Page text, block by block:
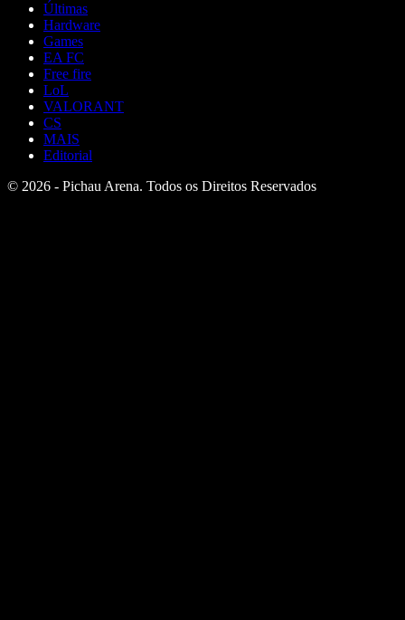
Últimas
Hardware
Games
EA FC
Free fire
LoL
VALORANT
CS
MAIS
Editorial
© 2026 - Pichau Arena. Todos os Direitos Reservados